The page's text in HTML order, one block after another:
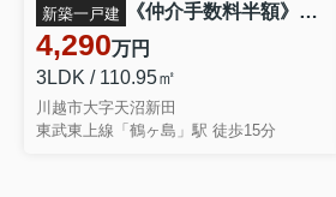
新築一戸建 《仲介手数料半額》川越市大字天沼新田2期 1号棟
4,290万円
3LDK / 110.95㎡
川越市大字天沼新田
東武東上線「鶴ヶ島」駅 徒歩15分